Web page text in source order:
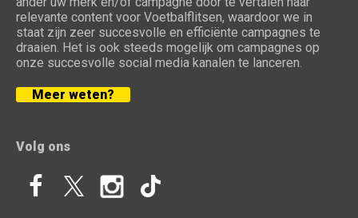
relevante content voor Voetbalflitsen, waardoor we in
staat zijn zeer succesvolle en efficiënte campagnes te
draaien. Het is ook steeds mogelijk om campagnes op
onze succesvolle social media kanalen te lanceren.
Meer weten?
Volg ons